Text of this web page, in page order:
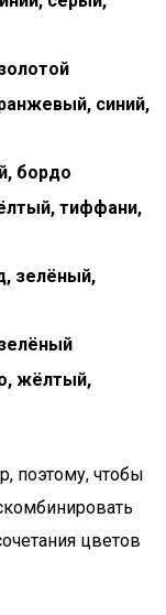
синий,
бордо
тиффани,
зелёный,
жёлтый,
поэтому, чтобы
цветов